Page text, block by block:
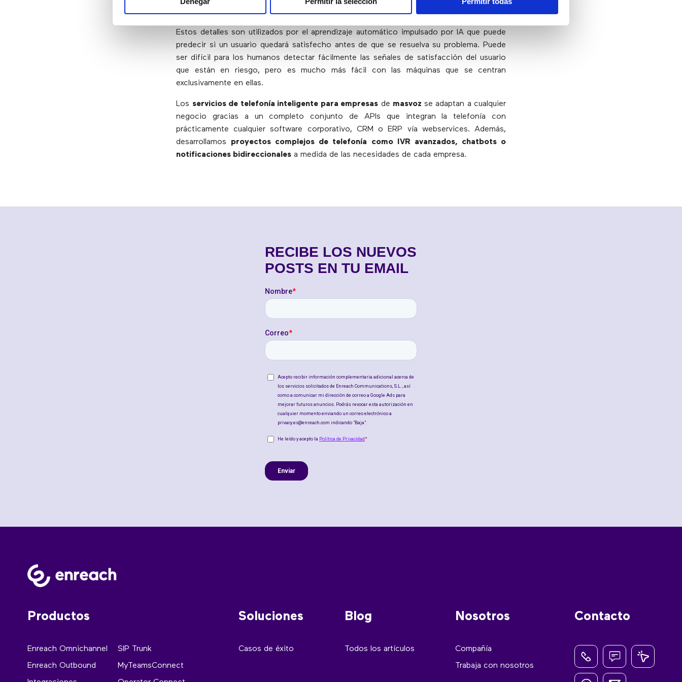
cliente.
Estos detalles son utilizados por el aprendizaje automático impulsado por IA que puede
predecir si un usuario quedará satisfecho antes de que se resuelva su problema. Puede
ser difícil para los humanos detectar fácilmente las señales de satisfacción del usuario
que están en riesgo, pero es mucho más fácil con las máquinas que se centran
exclusivamente en ellas.
Los servicios de telefonía inteligente para empresas de masvoz se adaptan a cualquier
negocio gracias a un completo conjunto de APIs que integran la telefonía con
prácticamente cualquier software corporativo, CRM o ERP vía webservices. Además,
desarrollamos proyectos complejos de telefonía como IVR avanzados, chatbots o
notificaciones bidireccionales a medida de las necesidades de cada empresa.
Productos
Enreach Omnichannel
Enreach Outbound
SIP Trunk
MyTeamsConnect
Soluciones
Casos de éxito
Blog
Todos los artículos
Nosotros
Compañía
Trabaja con nosotros
Contacto